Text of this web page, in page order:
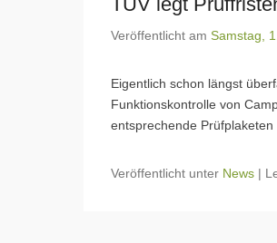
Veröffentlicht am Samstag,
Eigentlich schon längst
Funktionskontrolle von
entsprechende
Veröffentlicht unter News |